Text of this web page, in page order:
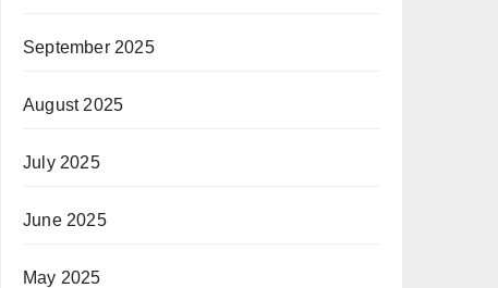
September 2025
August 2025
July 2025
June 2025
May 2025